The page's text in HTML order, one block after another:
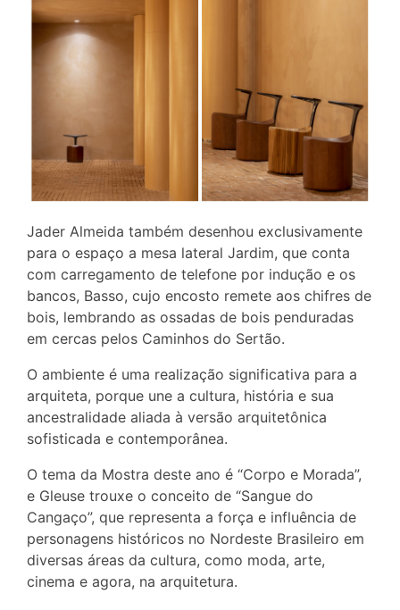
Jader Almeida também desenhou exclusivamente
para o espaço a mesa lateral Jardim, que conta
com carregamento de telefone por indução e os
bancos, Basso, cujo encosto remete aos chifres de
bois, lembrando as ossadas de bois penduradas
em cercas pelos Caminhos do Sertão.
O ambiente é uma realização significativa para a
arquiteta, porque une a cultura, história e sua
ancestralidade aliada à versão arquitetônica
sofisticada e contemporânea.
O tema da Mostra deste ano é “Corpo e Morada”,
e Gleuse trouxe o conceito de “Sangue do
Cangaço”, que representa a força e influência de
personagens históricos no Nordeste Brasileiro em
diversas áreas da cultura, como moda, arte,
cinema e agora, na arquitetura.